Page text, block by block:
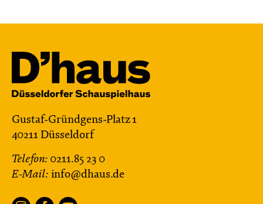
Gustaf-Gründgens-Platz 1
40211 Düsseldorf
Telefon: 0211.85 23 0
E-Mail: info@dhaus.de